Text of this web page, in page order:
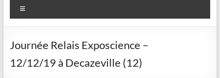
Journée Relais Exposcience –
12/12/19 à Decazeville (12)